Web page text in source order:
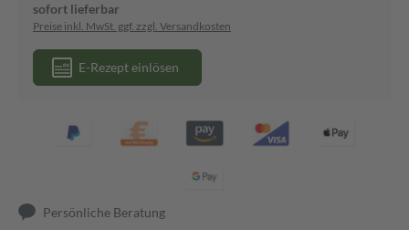
sofort lieferbar
Preise inkl. MwSt. ggf. zzgl. Versandkosten
E-Rezept einlösen
Persönliche Beratung